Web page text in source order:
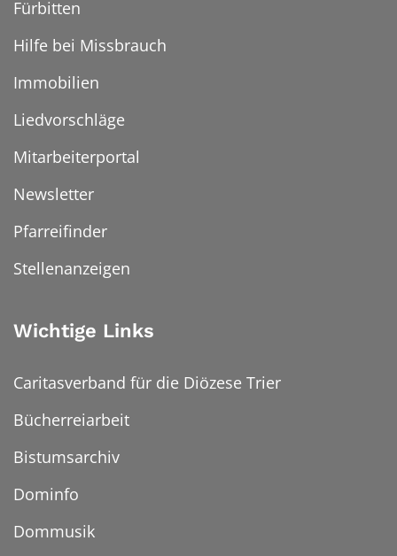
Fürbitten
Hilfe bei Missbrauch
Immobilien
Liedvorschläge
Mitarbeiterportal
Newsletter
Pfarreifinder
Stellenanzeigen
Wichtige Links
Caritasverband für die Diözese Trier
Bücherreiarbeit
Bistumsarchiv
Dominfo
Dommusik